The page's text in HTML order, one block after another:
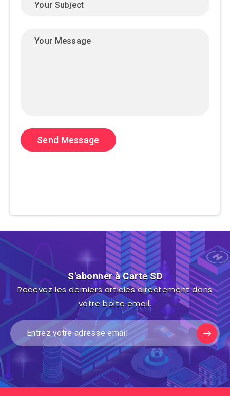
S'abonner à Carte SD
Recevez les derniers articles directement dans
votre boite email.